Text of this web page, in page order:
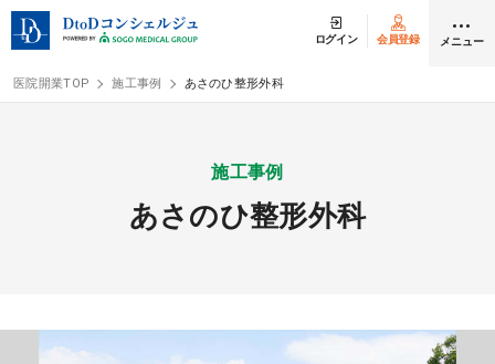
ログイン 会員登録 メニュー
クリニック開業
医院開業TOP 施工事例 あさのひ整形外科
施工事例
あさのひ整形外科